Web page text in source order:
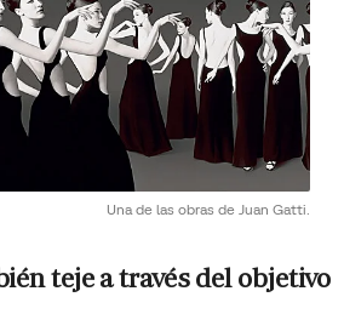
Una de las obras de Juan Gatti.
teje a través del objetivo